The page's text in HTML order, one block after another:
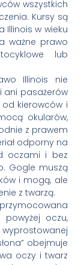
wszystkich
Kursy są
Illinois w wieku
ważne prawo
lub
Illinois nie
pasażerów
kierowców i
okularów,
z prawem
odporny na
oczami i bez
Gogle muszą
i mogą, ale
z twarzą.
oczu,
obejmuje
oczy i twarz